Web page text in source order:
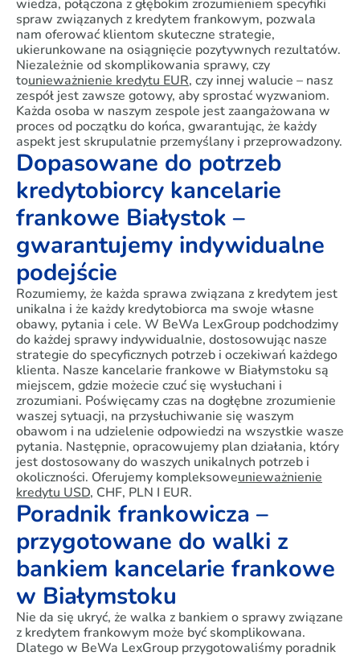
wiedza, połączona z głębokim zrozumieniem specyfiki
spraw związanych z kredytem frankowym, pozwala
nam oferować klientom skuteczne strategie,
ukierunkowane na osiągnięcie pozytywnych rezultatów.
Niezależnie od skomplikowania sprawy, czy
tounieważnienie kredytu EUR, czy innej walucie – nasz
zespół jest zawsze gotowy, aby sprostać wyzwaniom.
Każda osoba w naszym zespole jest zaangażowana w
proces od początku do końca, gwarantując, że każdy
aspekt jest skrupulatnie przemyślany i przeprowadzony.
Dopasowane do potrzeb
kredytobiorcy kancelarie
frankowe Białystok –
gwarantujemy indywidualne
podejście
Rozumiemy, że każda sprawa związana z kredytem jest
unikalna i że każdy kredytobiorca ma swoje własne
obawy, pytania i cele. W BeWa LexGroup podchodzimy
do każdej sprawy indywidualnie, dostosowując nasze
strategie do specyficznych potrzeb i oczekiwań każdego
klienta. Nasze kancelarie frankowe w Białymstoku są
miejscem, gdzie możecie czuć się wysłuchani i
zrozumiani. Poświęcamy czas na dogłębne zrozumienie
waszej sytuacji, na przysłuchiwanie się waszym
obawom i na udzielenie odpowiedzi na wszystkie wasze
pytania. Następnie, opracowujemy plan działania, który
jest dostosowany do waszych unikalnych potrzeb i
okoliczności. Oferujemy kompleksoweunieważnienie
kredytu USD, CHF, PLN I EUR.
Poradnik frankowicza –
przygotowane do walki z
bankiem kancelarie frankowe
w Białymstoku
Nie da się ukryć, że walka z bankiem o sprawy związane
z kredytem frankowym może być skomplikowana.
Dlatego w BeWa LexGroup przygotowaliśmy poradnik